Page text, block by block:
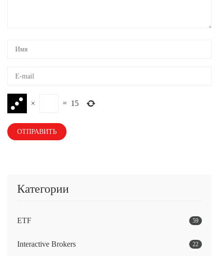
× = 15
Категории
ETF 59
Interactive Brokers 22